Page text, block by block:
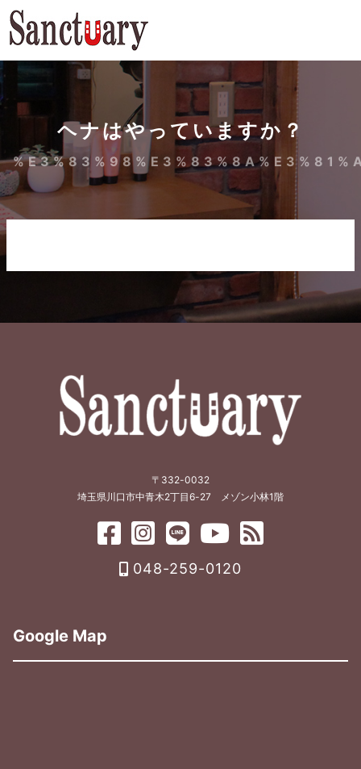
ヘナはやっていますか？
〒332-0032
埼玉県川口市中青木2丁目6-27 メゾン小林1階
048-259-0120
Google Map